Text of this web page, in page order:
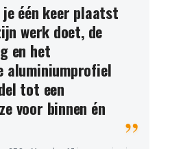
één keer plaatst
werk doet, de
en het
aluminiumprofiel
tot een
voor binnen én